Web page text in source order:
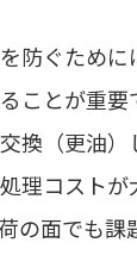
防ぐため
ことが重
換（更油
理コストが
の面でも課